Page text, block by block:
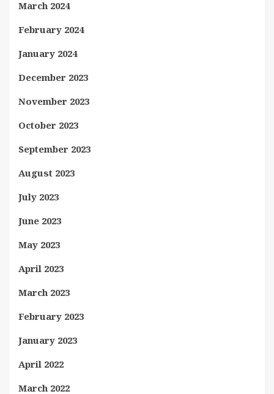
March 2024
February 2024
January 2024
December 2023
November 2023
October 2023
September 2023
August 2023
July 2023
June 2023
May 2023
April 2023
March 2023
February 2023
January 2023
April 2022
March 2022